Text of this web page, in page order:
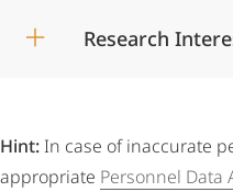
Research
Hint: In case of inaccurate
appropriate Personnel Data